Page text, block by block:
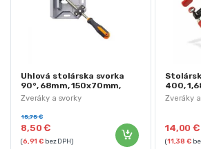
Zveráky a svorky
Uhlová stolárska svorka
90°, 68mm, 150x70mm,
KRAFT&DELE | KD1191
8,50€
15,75€
(6,91€ bez DPH)
Zveráky
400,
14,00€
(11,38€